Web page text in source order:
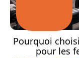
Pourquoi
pour les